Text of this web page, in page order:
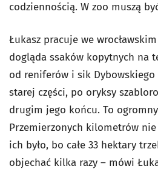
codziennością. W zoo muszą
Łukasz pracuje we
dogląda ssaków kopytnych na
od reniferów i sik Dybowskiego
starej części, po oryksy
drugim jego końcu. To
Przemierzonych kilometrów
ich było, bo całe 33 hektary
objechać kilka razy – mówi